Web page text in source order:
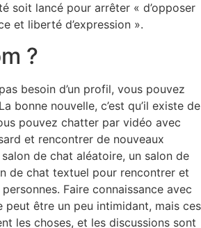
soit lancé pour arrêter « d’opposer
et liberté d’expression ».
?
besoin d’un profil, vous pouvez
bonne nouvelle, c’est qu’il existe de
pouvez chatter par vidéo avec
et rencontrer de nouveaux
de chat aléatoire, un salon de
de chat textuel pour rencontrer et
Faire connaissance avec
peut être un peu intimidant, mais ces
les choses, et les discussions sont